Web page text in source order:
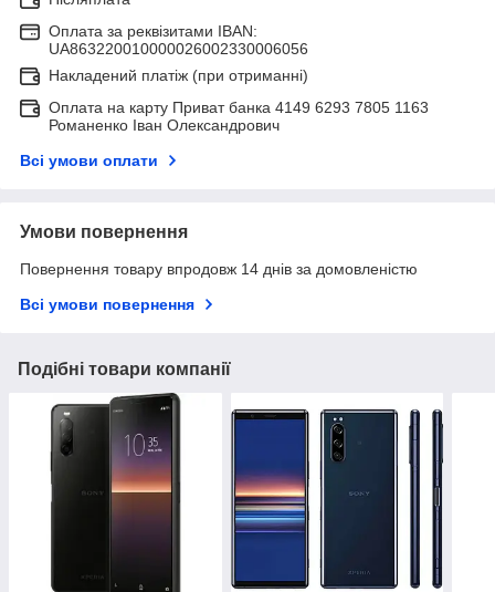
Оплата за реквізитами IBAN:
UA863220010000026002330006056
Накладений платіж (при отриманні)
Оплата на карту Приват банка 4149 6293 7805 1163
Романенко Іван Олександрович
Всі умови оплати
Умови повернення
Повернення товару впродовж 14 днів за домовленістю
Всі умови повернення
Подібні товари компанії